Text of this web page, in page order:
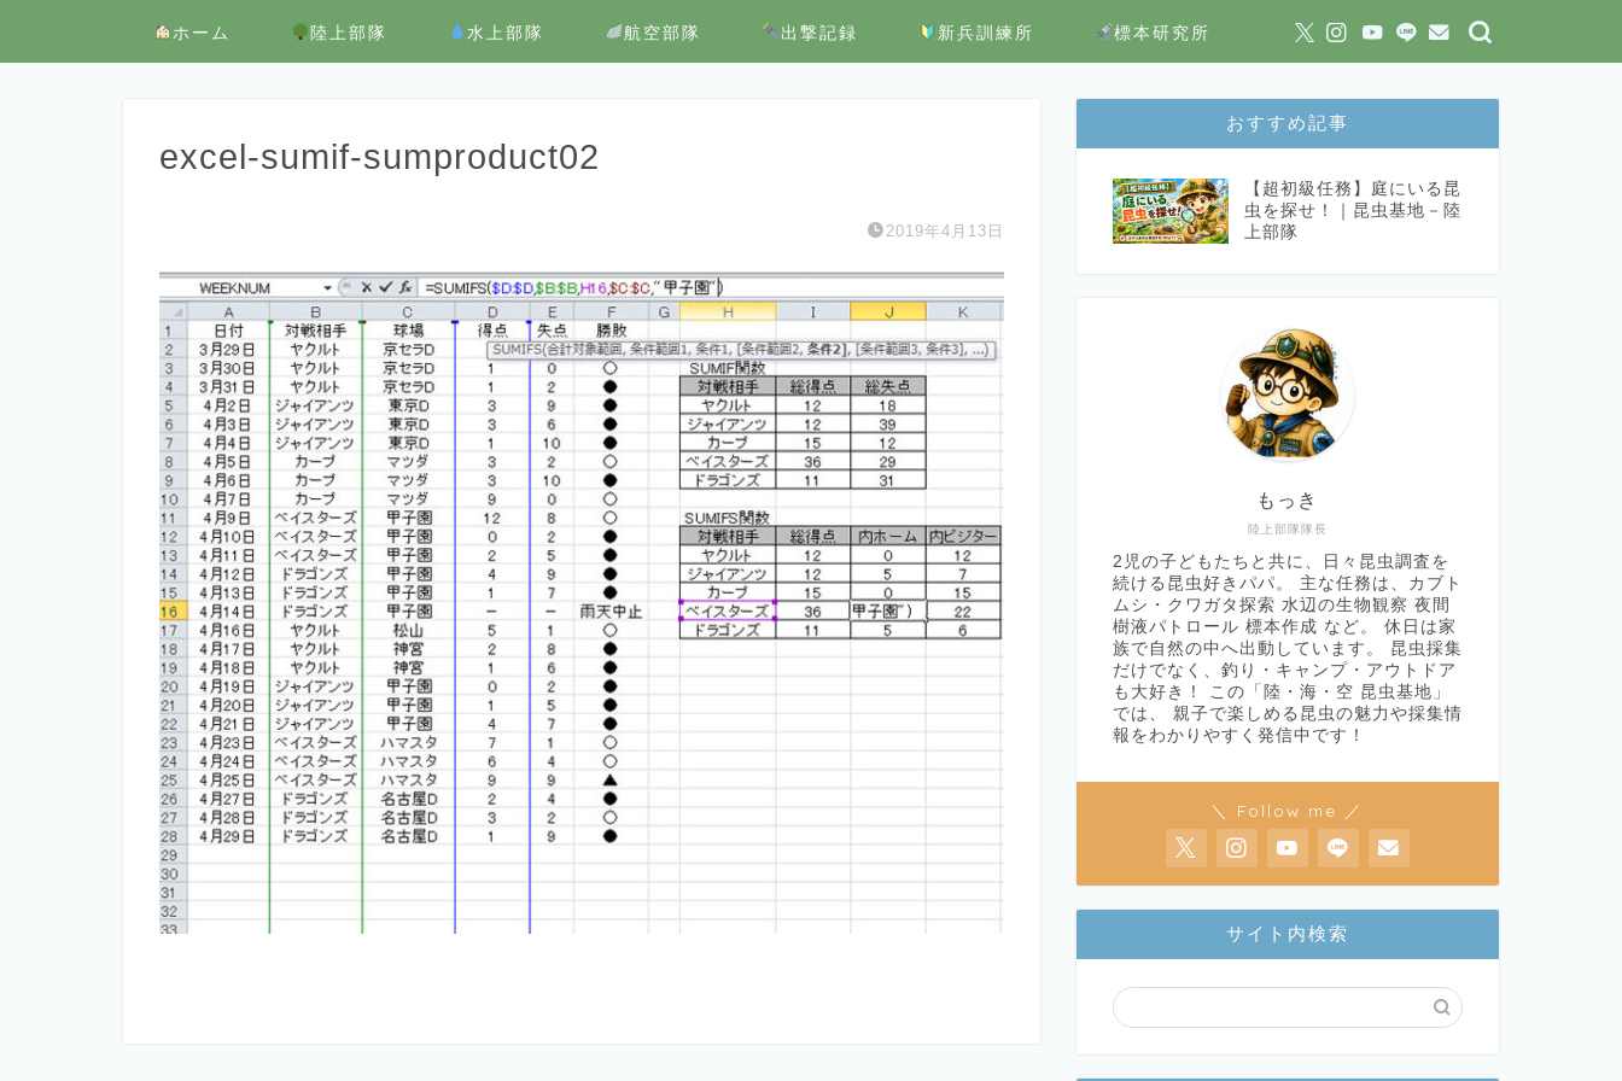
ホーム 陸上部隊 水上部隊 航空部隊 出撃記録 新兵訓練所 標本研究所
excel-sumif-sumproduct02
2019年4月13日
おすすめ記事
【超初級任務】庭にいる昆
虫を探せ！｜昆虫基地－陸
上部隊
陸上部隊隊長
もっき
2児の子どもたちと共に、日々昆虫調査を
続ける昆虫好きパパ。 主な任務は、カブト
ムシ・クワガタ探索 水辺の生物観察 夜間
樹液パトロール 標本作成 など。 休日は家
族で自然の中へ出動しています。 昆虫採集
だけでなく、釣り・キャンプ・アウトドア
も大好き！ この「陸・海・空 昆虫基地」
では、 親子で楽しめる昆虫の魅力や採集情
報をわかりやすく発信中です！
＼ Follow me ／
サイト内検索